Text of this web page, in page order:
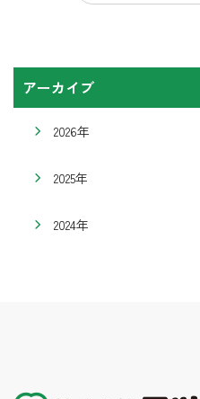
アーカイブ
2026年
2025年
2024年